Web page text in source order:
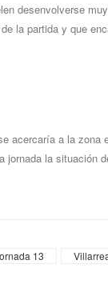
desenvolverse
la partida y que
acercaría a la zona
la situación
13